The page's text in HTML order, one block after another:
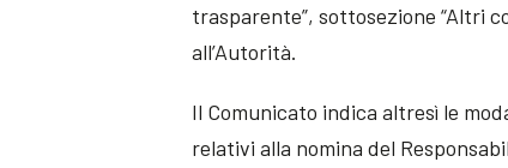
trasparente”, sottosezione “Altri
all’Autorità.
Il Comunicato indica altresì le
relativi alla nomina del